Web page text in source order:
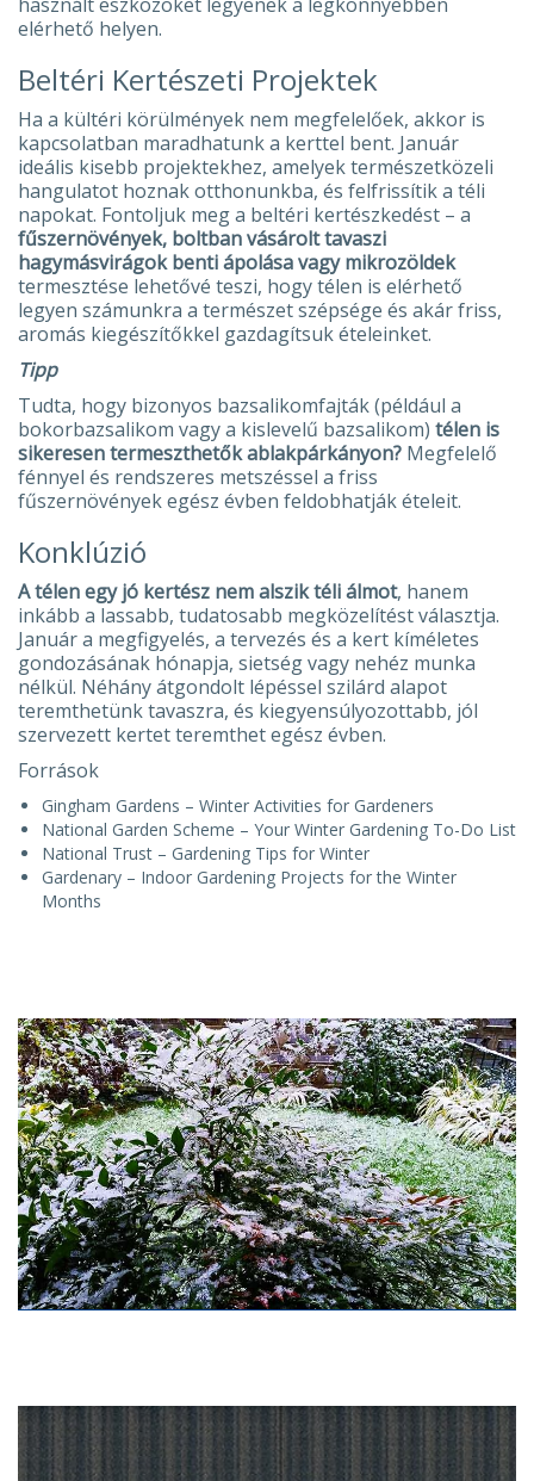
elérhető helyen.
Beltéri Kertészeti Projektek
Ha a kültéri körülmények nem megfelelőek, akkor is
kapcsolatban maradhatunk a kerttel bent. Január
ideális kisebb projektekhez, amelyek természetközeli
hangulatot hoznak otthonunkba, és felfrissítik a téli
napokat. Fontoljuk meg a beltéri kertészkedést – a
fűszernövények, boltban vásárolt tavaszi
hagymásvirágok benti ápolása vagy mikrozöldek
termesztése lehetővé teszi, hogy télen is elérhető
legyen számunkra a természet szépsége és akár friss,
aromás kiegészítőkkel gazdagítsuk ételeinket.
Tipp
Tudta, hogy bizonyos bazsalikomfajták (például a
bokorbazsalikom vagy a kislevelű bazsalikom) télen is
sikeresen termeszthetők ablakpárkányon? Megfelelő
fénnyel és rendszeres metszéssel a friss
fűszernövények egész évben feldobhatják ételeit.
Konklúzió
A télen egy jó kertész nem alszik téli álmot, hanem
inkább a lassabb, tudatosabb megközelítést választja.
Január a megfigyelés, a tervezés és a kert kíméletes
gondozásának hónapja, sietség vagy nehéz munka
nélkül. Néhány átgondolt lépéssel szilárd alapot
teremthetünk tavaszra, és kiegyensúlyozottabb, jól
szervezett kertet teremthet egész évben.
Források
Gingham Gardens – Winter Activities for Gardeners
National Garden Scheme – Your Winter Gardening To-Do List
National Trust – Gardening Tips for Winter
Gardenary – Indoor Gardening Projects for the Winter
Months